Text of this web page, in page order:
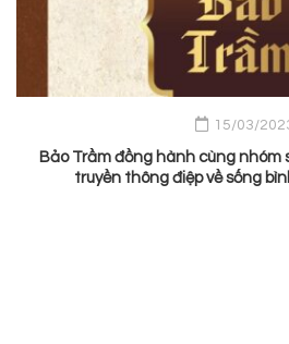
15/03/
Bảo Trầm đồng hành cùng nhóm
truyền thông điệp về sống